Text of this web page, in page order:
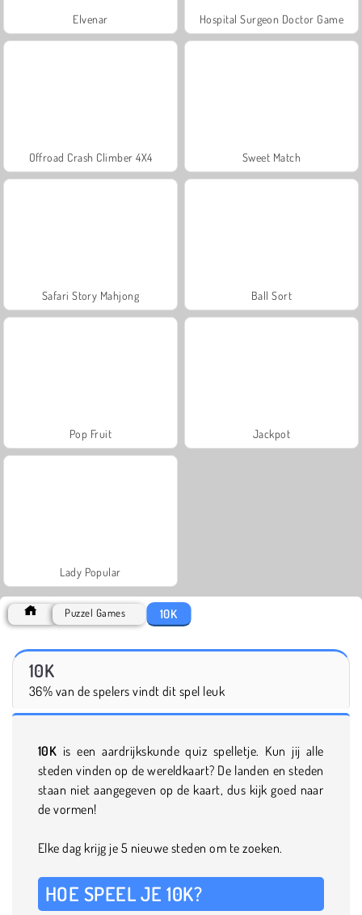
Elvenar Hospital Surgeon Doctor Game
Offroad Crash Climber 4X4 Sweet Match
Safari Story Mahjong Ball Sort
Pop Fruit Jackpot
Lady Popular
Puzzel Games 10K
10K
36% van de spelers vindt dit spel leuk
10K is een aardrijkskunde quiz spelletje. Kun jij alle
steden vinden op de wereldkaart? De landen en steden
staan niet aangegeven op de kaart, dus kijk goed naar
de vormen!
Elke dag krijg je 5 nieuwe steden om te zoeken.
HOE SPEEL JE 10K?